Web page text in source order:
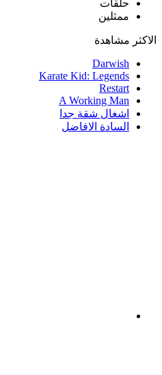
حلقات
ممثلين
الاكثر مشاهدة
Darwish
Karate Kid: Legends
Restart
A Working Man
اشغال شقة جدا
السادة الافاضل